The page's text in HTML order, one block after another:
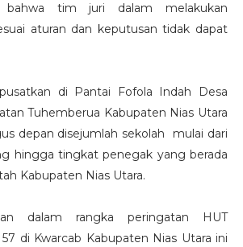
bahwa tim juri dalam melakukan
aturan dan keputusan tidak dapat
di Pantai Fofola Indah Desa
Tuhemberua Kabupaten Nias Utara
depan disejumlah sekolah mulai dari
hingga tingkat penegak yang berada
Kabupaten Nias Utara.
dalam rangka peringatan HUT
di Kwarcab Kabupaten Nias Utara ini